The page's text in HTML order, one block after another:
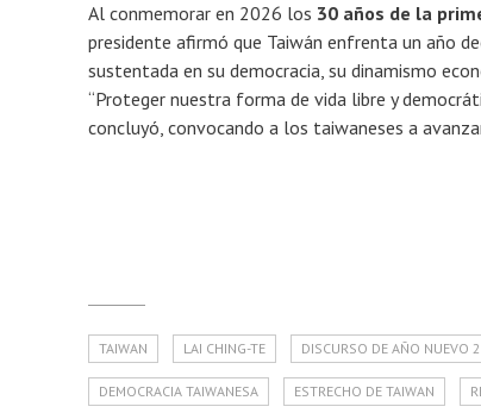
Al conmemorar en 2026 los 30 años de la
presidente afirmó que Taiwán enfrenta un año
sustentada en su democracia, su dinamismo
“Proteger nuestra forma de vida libre y
concluyó, convocando a los taiwaneses a
TAIWAN LAI CHING-TE DISCURSO DE AÑO NUEVO
DEMOCRACIA TAIWANESA ESTRECHO DE TAIWAN